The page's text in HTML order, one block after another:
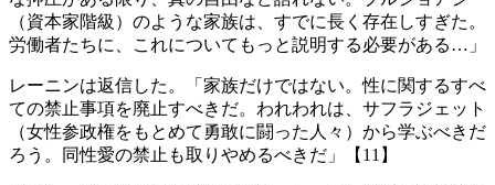
（資本家階級）のような家族は、すでに長く存在しすぎた。
労働者たちに、これについてもっと説明する必要がある…」
レーニンは返信した。「家族だけではない。性に関するすべ
ての禁止事項を廃止すべきだ。われわれは、サフラジェット
（女性参政権をもとめて勇敢に闘った人々）から学ぶべきだ
ろう。同性愛の禁止も取りやめるべきだ」【11】